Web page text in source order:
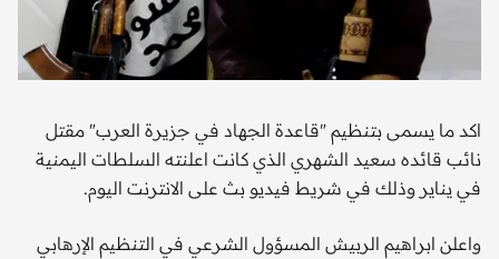
اكد ما يسمى بتنظيم "قاعدة الجهاد في جزيرة العرب" مقتل
نائب قائده سعيد الشهري الذي كانت اعلنته السلطات اليمنية
في يناير وذلك في شريط فيديو بث على الانترنت اليوم.
واعلن ابراهيم الربيش المسؤول الشرعي في التنظيم الإرهابي